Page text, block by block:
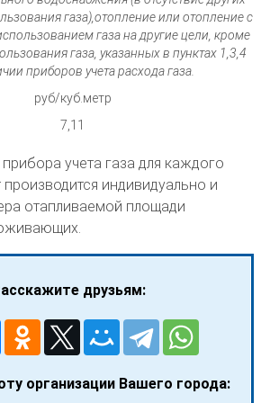
газа),отопление или отопление с
газа на другие цели, кроме
газа, указанных в пунктах 1,3,4
приборов учета расхода газа.
руб/куб.метр
7,11
учета газа для каждого
индивидуально и
отапливаемой площади
друзьям:
организации Вашего города: